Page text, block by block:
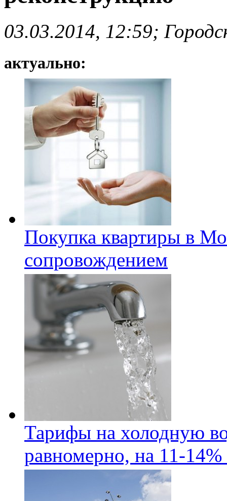
03.03.2014, 12:59;
актуально:
Покупка квартиры в
сопровождением
Тарифы на холодную
равномерно, на 11-14%